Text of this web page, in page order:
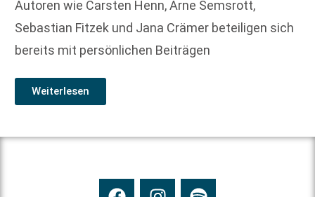
Autoren wie Carsten Henn, Arne Semsrott,
Sebastian Fitzek und Jana Crämer beteiligen sich
bereits mit persönlichen Beiträgen
Weiterlesen